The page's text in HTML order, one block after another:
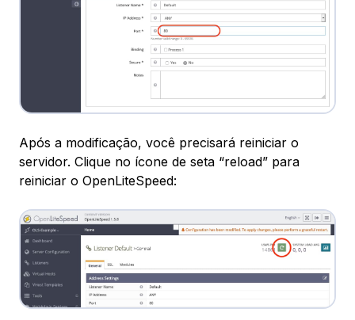
Após a modificação, você precisará reiniciar o
servidor. Clique no ícone de seta “reload” para
reiniciar o OpenLiteSpeed: